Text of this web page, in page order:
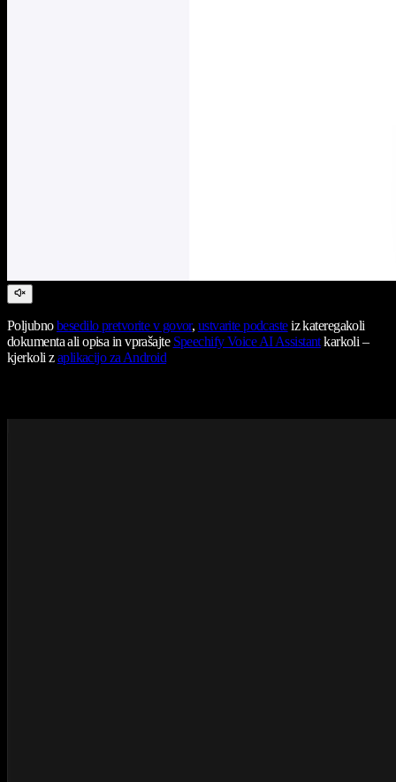
Poljubnobesedilo pretvorite v govor, ustvarite podcasteiz kateregakoli
dokumenta ali opisa in vprašajte Speechify Voice AI Assistantkarkoli –
kjerkoli zaplikacijo za Android